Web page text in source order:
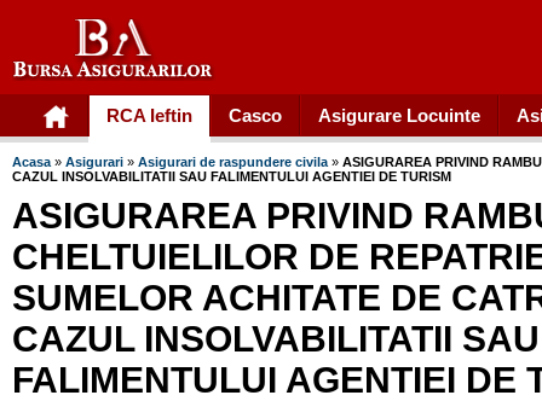
RCA Ieftin Casco Asigurare Locuinte
Acasa » Asigurari » Asigurari de raspundere civila » ASIGURAREA PRIVIND
CAZUL INSOLVABILITATII SAU FALIMENTULUI AGENTIEI DE TURISM
ASIGURAREA PRIVIND
CHELTUIELILOR DE
SUMELOR ACHITATE DE
CAZUL INSOLVABILITATII SAU
FALIMENTULUI AGENTIEI DE